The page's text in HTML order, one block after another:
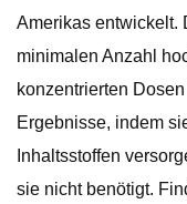
Amerikas entwickelt.
minimalen Anzahl
konzentrierten
Ergebnisse, indem
Inhaltsstoffen
sie nicht benötigt.